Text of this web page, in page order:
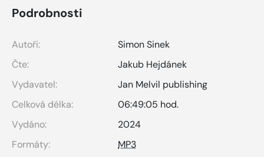
Podrobnosti
Autoři:
Simon Sinek
Čte:
Jakub Hejdánek
Vydavatel:
Jan Melvil publishing
Celková délka:
06:49:05 hod.
Vydáno:
2024
Formáty:
MP3